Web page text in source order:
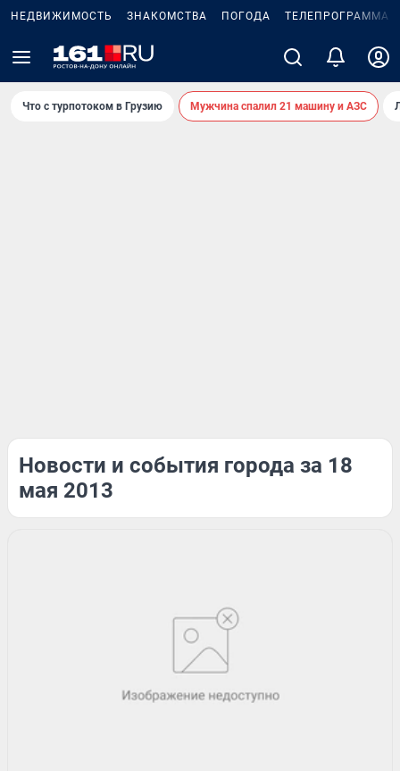
НЕДВИЖИМОСТЬ ЗНАКОМСТВА ПОГОДА ТЕЛЕПРОГРАММА
Что с турпотоком в Грузию Мужчина спалил 21 машину и АЗС
Новости и события города за 18
мая 2013